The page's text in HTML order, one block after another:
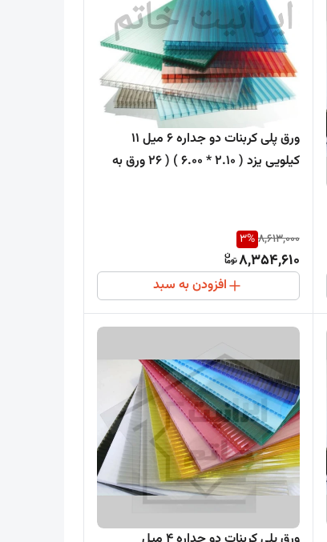
ورق پلی کربنات دو جداره 6 میل 11
کیلویی یزد ( 2.10 * 6.00 ) ( 26 ورق به
8,613,000
3%
8,354,610
افزودن به سبد